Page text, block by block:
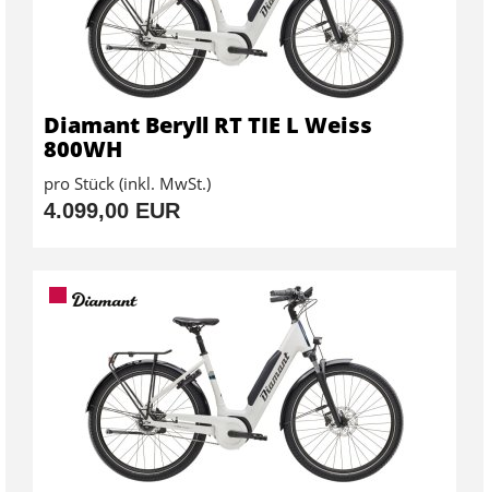
Diamant Beryll RT TIE L Weiss
800WH
pro Stück (inkl. MwSt.)
4.099,00 EUR